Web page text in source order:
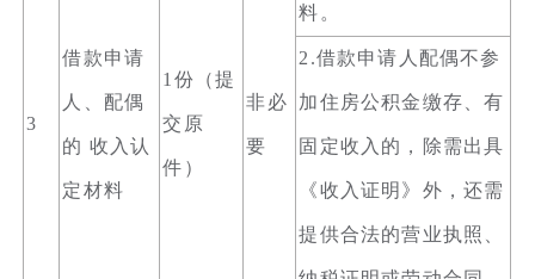
3
借款申请
人、配偶
的 收入认
定材料
1份（提
交原
件）
非必
要
料。
2.借款申请人配偶不参
加住房公积金缴存、有
固定收入的，除需出具
《收入证明》外，还需
提供合法的营业执照、